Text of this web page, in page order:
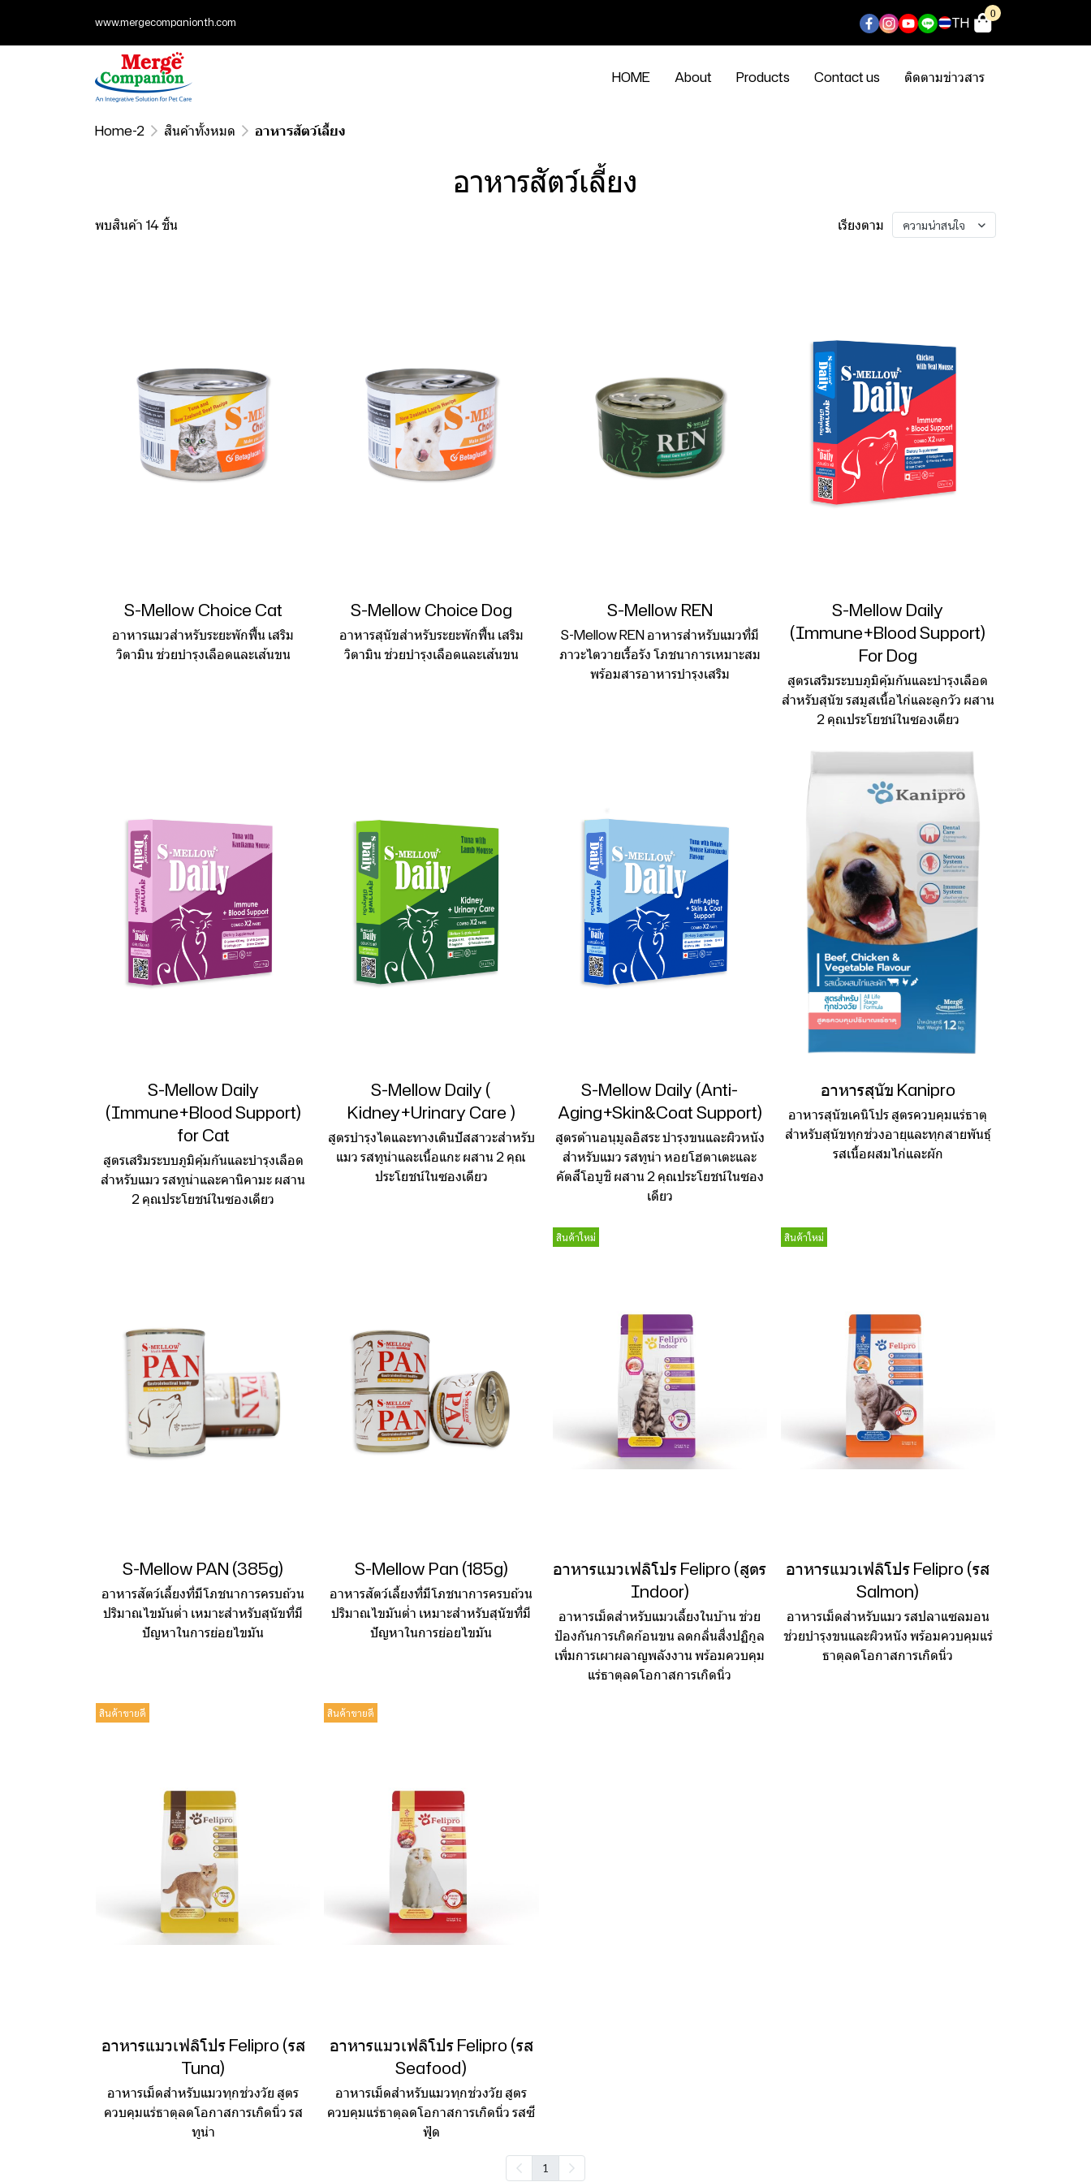
www.mergecompanionth.com TH
0
HOME About Products Contact us ติดตามข่าวสาร
Home-2 สินค้าทั้งหมด อาหารสัตว์เลี้ยง
อาหารสัตว์เลี้ยง
พบสินค้า 14 ชิ้น เรียงตาม ความน่าสนใจ
S-Mellow Choice Cat
อาหารแมวสำหรับระยะพักฟื้น เสริม
วิตามิน ช่วยบำรุงเลือดและเส้นขน
S-Mellow Choice Dog
อาหารสุนัขสำหรับระยะพักฟื้น เสริม
วิตามิน ช่วยบำรุงเลือดและเส้นขน
S-Mellow REN
S-Mellow REN อาหารสำหรับแมวที่มี
ภาวะไตวายเรื้อรัง โภชนาการเหมาะสม
พร้อมสารอาหารบำรุงเสริม
S-Mellow Daily
(Immune+Blood Support)
For Dog
สูตรเสริมระบบภูมิคุ้มกันและบำรุงเลือด
สำหรับสุนัข รสมูสเนื้อไก่และลูกวัว ผสาน
2 คุณประโยชน์ในซองเดียว
S-Mellow Daily
(Immune+Blood Support)
for Cat
สูตรเสริมระบบภูมิคุ้มกันและบำรุงเลือด
สำหรับแมว รสทูน่าและคานิคามะ ผสาน
2 คุณประโยชน์ในซองเดียว
S-Mellow Daily (
Kidney+Urinary Care )
สูตรบำรุงไตและทางเดินปัสสาวะสำหรับ
แมว รสทูน่าและเนื้อแกะ ผสาน 2 คุณ
ประโยชน์ในซองเดียว
S-Mellow Daily (Anti-
Aging+Skin&Coat Support)
สูตรต้านอนุมูลอิสระ บำรุงขนและผิวหนัง
สำหรับแมว รสทูน่า หอยโฮตาเตะและ
คัตสึโอบูชิ ผสาน 2 คุณประโยชน์ในซอง
เดียว
อาหารสุนัข Kanipro
อาหารสุนัขเคนิโปร สูตรควบคุมแร่ธาตุ
สำหรับสุนัขทุกช่วงอายุและทุกสายพันธุ์
รสเนื้อผสมไก่และผัก
S-Mellow PAN (385g)
อาหารสัตว์เลี้ยงที่มีโภชนาการครบถ้วน
ปริมาณไขมันต่ำ เหมาะสำหรับสุนัขที่มี
ปัญหาในการย่อยไขมัน
S-Mellow Pan (185g)
อาหารสัตว์เลี้ยงที่มีโภชนาการครบถ้วน
ปริมาณไขมันต่ำ เหมาะสำหรับสุนัขที่มี
ปัญหาในการย่อยไขมัน
สินค้าใหม่
อาหารแมวเฟลิโปร Felipro (สูตร
Indoor)
อาหารเม็ดสำหรับแมวเลี้ยงในบ้าน ช่วย
ป้องกันการเกิดก้อนขน ลดกลิ่นสิ่งปฏิกูล
เพิ่มการเผาผลาญพลังงาน พร้อมควบคุม
แร่ธาตุลดโอกาสการเกิดนิ่ว
สินค้าใหม่
อาหารแมวเฟลิโปร Felipro (รส
Salmon)
อาหารเม็ดสำหรับแมว รสปลาแซลมอน
ช่วยบำรุงขนและผิวหนัง พร้อมควบคุมแร่
ธาตุลดโอกาสการเกิดนิ่ว
สินค้าขายดี
อาหารแมวเฟลิโปร Felipro (รส
Tuna)
อาหารเม็ดสำหรับแมวทุกช่วงวัย สูตร
ควบคุมแร่ธาตุลดโอกาสการเกิดนิ่ว รส
ทูน่า
สินค้าขายดี
อาหารแมวเฟลิโปร Felipro (รส
Seafood)
อาหารเม็ดสำหรับแมวทุกช่วงวัย สูตร
ควบคุมแร่ธาตุลดโอกาสการเกิดนิ่ว รสซี
ฟู้ด
1